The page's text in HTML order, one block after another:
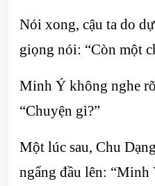
Nói xong, cậu ta do
giọng nói: “Còn một
Minh Ý không nghe
“Chuyện gì?”
Một lúc sau, Chu
ngẩng đầu lên: